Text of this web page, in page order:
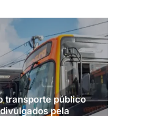
transporte público
pela